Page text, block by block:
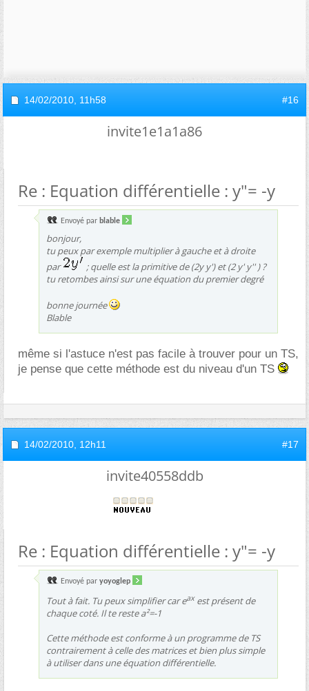
14/02/2010, 11h58 #16
invite1e1a1a86
Re : Equation différentielle : y"= -y
Envoyé par blable
bonjour,
tu peux par exemple multiplier à gauche et à droite
par
; quelle est la primitive de (2y y') et (2 y' y'' ) ?
tu retombes ainsi sur une équation du premier degré
bonne journée
Blable
même si l'astuce n'est pas facile à trouver pour un TS,
je pense que cette méthode est du niveau d'un TS
14/02/2010, 12h11 #17
invite40558ddb
Re : Equation différentielle : y"= -y
Envoyé par yoyoglep
Tout à fait. Tu peux simplifier car eaxest présent de
chaque coté. Il te reste a²=-1
Cette méthode est conforme à un programme de TS
contrairement à celle des matrices et bien plus simple
à utiliser dans une équation différentielle.